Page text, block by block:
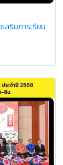
สริมการเรียน